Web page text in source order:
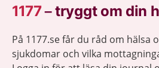
1177–tryggt om din
På 1177.se får du råd om hälsa
sjukdomar och vilka